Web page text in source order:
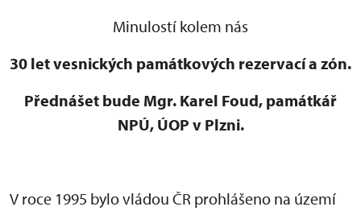
Minulostí kolem nás
30 let vesnických památkových rezervací a zón.
Přednášet bude Mgr. Karel Foud, památkář
NPÚ, ÚOP v Plzni.
V roce 1995 bylo vládou ČR prohlášeno na území